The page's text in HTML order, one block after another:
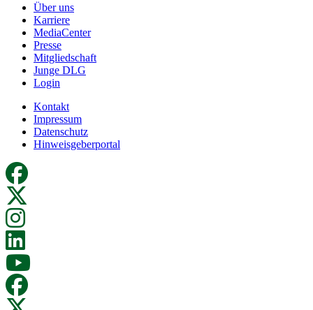
Über uns
Karriere
MediaCenter
Presse
Mitgliedschaft
Junge DLG
Login
Kontakt
Impressum
Datenschutz
Hinweisgeberportal